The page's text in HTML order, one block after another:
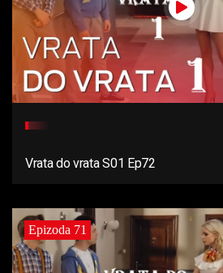
Vrata do vrata S01 Ep72
Epizoda 71